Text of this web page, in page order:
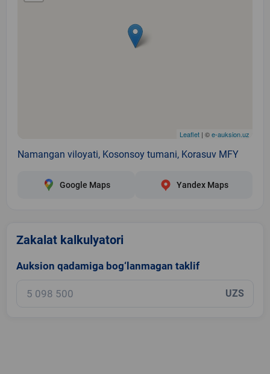
Leaflet | ©e-auksion.uz
Namangan viloyati, Kosonsoy tumani, Korasuv MFY
Google Maps Yandex Maps
Zakalat kalkulyatori
Auksion qadamiga bog‘lanmagan taklif
UZS